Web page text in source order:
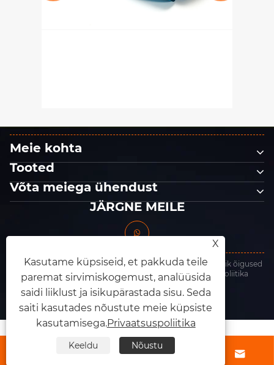
Meie kohta
Tooted
Võta meiega ühendust
JÄRGNE MEILE
Autoriõigus © 2025 Dongguan King Abrasives Co., Ltd. Kõik õigused
kaitstud. Links | Sitemap | RSS | XML | Privaatsuspoliitika
 
X
Kasutame küpsiseid, et pakkuda teile
paremat sirvimiskogemust, analüüsida
saidi liiklust ja isikupärastada sisu. Seda
saiti kasutades nõustute meie küpsiste
kasutamisega.Privaatsuspoliitika
Keeldu Nõustu